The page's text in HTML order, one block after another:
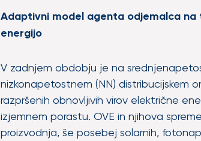
Adaptivni model agenta odjemalca
energijo
V zadnjem obdobju je na
nizkonapetostnem (NN) distribucijskem
razpršenih obnovljivih virov električne
izjemnem porastu. OVE in njihova
proizvodnja, še posebej solarnih,